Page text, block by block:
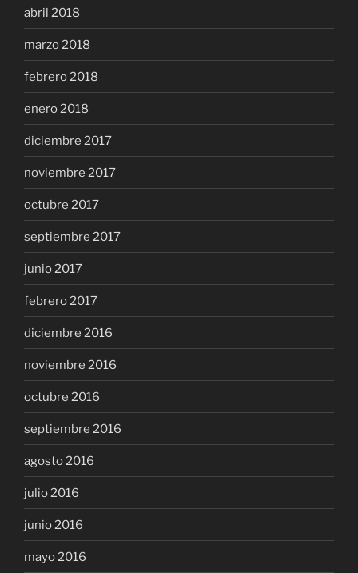
abril 2018
marzo 2018
febrero 2018
enero 2018
diciembre 2017
noviembre 2017
octubre 2017
septiembre 2017
junio 2017
febrero 2017
diciembre 2016
noviembre 2016
octubre 2016
septiembre 2016
agosto 2016
julio 2016
junio 2016
mayo 2016